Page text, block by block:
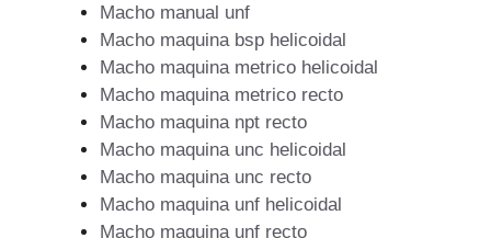
Macho manual unf
Macho maquina bsp helicoidal
Macho maquina metrico helicoidal
Macho maquina metrico recto
Macho maquina npt recto
Macho maquina unc helicoidal
Macho maquina unc recto
Macho maquina unf helicoidal
Macho maquina unf recto